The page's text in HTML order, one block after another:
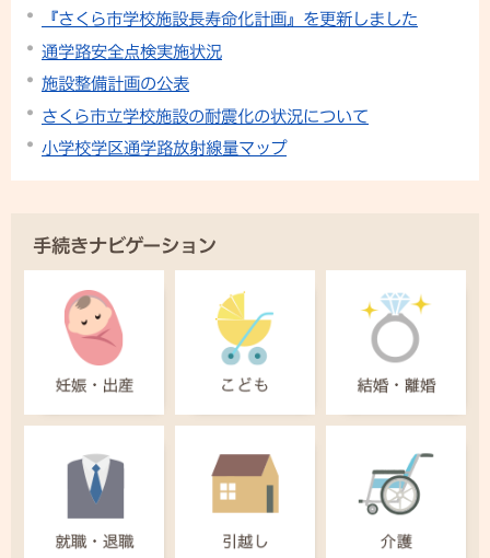
『さくら市学校施設長寿命化計画』を更新しました
通学路安全点検実施状況
施設整備計画の公表
さくら市立学校施設の耐震化の状況について
小学校学区通学路放射線量マップ
手続きナビゲーション